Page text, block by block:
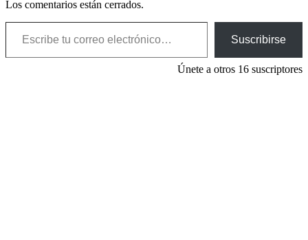
Los comentarios están cerrados.
Escribe tu correo electrónico…
Suscribirse
Únete a otros 16 suscriptores